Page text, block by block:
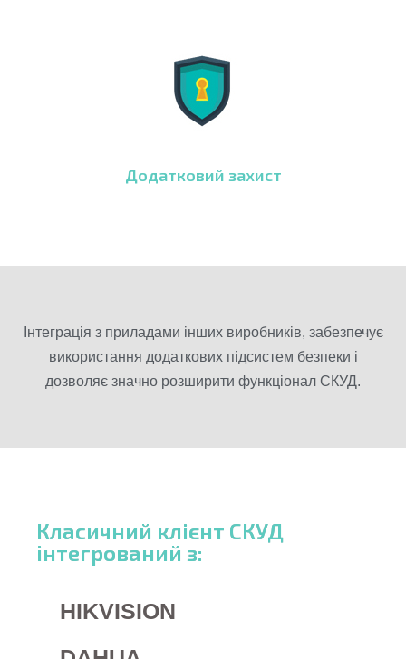
Додатковий захист
Інтеграція з приладами інших виробників, забезпечує
використання додаткових підсистем безпеки і
дозволяє значно розширити функціонал СКУД.
Класичний клієнт СКУД
інтегрований з:
HIKVISION